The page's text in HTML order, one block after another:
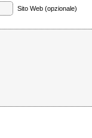
Sito Web (opzionale)